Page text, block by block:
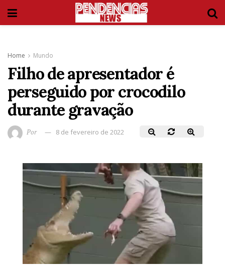
Home Mundo
Filho de apresentador é
perseguido por crocodilo
durante gravação
Por 8 de fevereiro de 2022